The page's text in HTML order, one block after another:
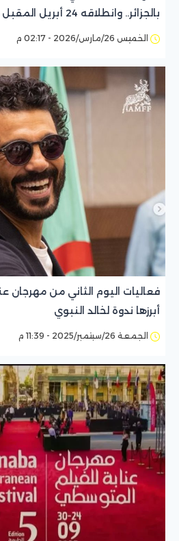
بالجزائر.. وانطلاقه 24 أبريل المقبل
الخميس 26/مارس/2026 - 02:17 م
فعاليات اليوم الثاني من مهرجان
أبرزها ندوة لخالد النبوي
الجمعة 26/سبتمبر/2025 - 11:39 م